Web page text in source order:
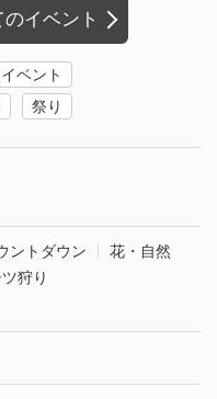
イベント
ベント
祭り
ントダウン
花・自然
狩り